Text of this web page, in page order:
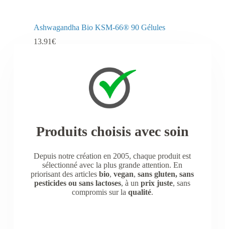
Ashwagandha Bio KSM-66® 90 Gélules
13,91€
Ajouter au panier
Produits choisis avec soin
Depuis notre création en 2005, chaque produit est
sélectionné avec la plus grande attention. En
priorisant des articlesbio,vegan,sans gluten, sans
pesticides ou sans lactoses, à unprix juste, sans
compromis sur la qualité.